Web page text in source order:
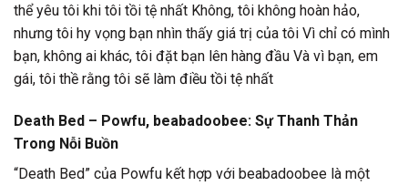
thể yêu tôi khi tôi tồi tệ nhất Không, tôi không hoàn hảo,
nhưng tôi hy vọng bạn nhìn thấy giá trị của tôi Vì chỉ có mình
bạn, không ai khác, tôi đặt bạn lên hàng đầu Và vì bạn, em
gái, tôi thề rằng tôi sẽ làm điều tồi tệ nhất
Death Bed – Powfu, beabadoobee: Sự Thanh Thản
Trong Nỗi Buồn
“Death Bed” của Powfu kết hợp với beabadoobee là một